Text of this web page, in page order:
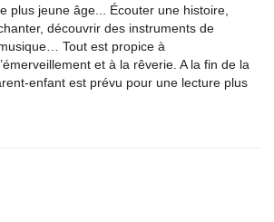
plus jeune âge... Écouter une histoire,
découvrir des instruments de
Tout est propice à
et à la rêverie. A la fin de la
enfant est prévu pour une lecture plus